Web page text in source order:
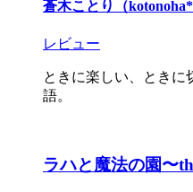
蒼木ことり（kotonoha*
レビュー
ときに楽しい、ときに
語。
ラハと魔法の園〜